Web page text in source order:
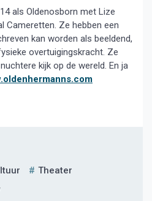
als Oldenosborn met Lize
Cameretten. Ze hebben een
kan worden als beeldend,
overtuigingskracht. Ze
kijk op de wereld. En ja
Theater